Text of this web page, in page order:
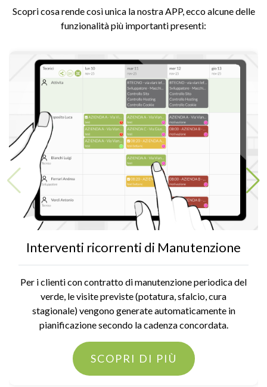
Scopri cosa rende così unica la nostra APP, ecco alcune delle
funzionalità più importanti presenti:
Interventi ricorrenti di Manutenzione
Per i clienti con contratto di manutenzione periodica del
verde, le visite previste (potatura, sfalcio, cura
stagionale) vengono generate automaticamente in
pianificazione secondo la cadenza concordata.
SCOPRI DI PIÙ